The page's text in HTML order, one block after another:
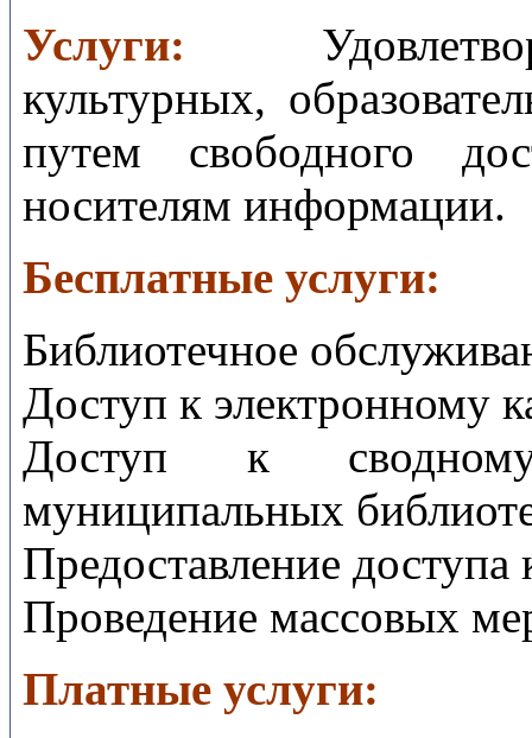
Услуги:
культурных,
путем свободного
носителям информации.
Бесплатные услуги:
Библиотечное
Доступ к электронному
Доступ к сводному
муниципальных
Предоставление
Проведение массовых
Платные услуги: